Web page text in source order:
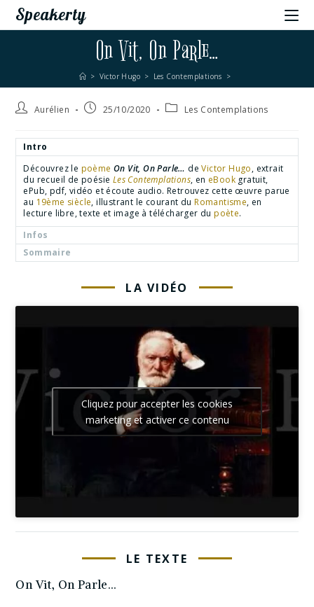
Speakerty
On Vit, On Parle…
> Victor Hugo > Les Contemplations >
Aurélien 25/10/2020 Les Contemplations
Intro
Découvrez le poème On Vit, On Parle… deVictor Hugo, extrait
du recueil de poésie Les Contemplations, en eBook gratuit,
ePub, pdf, vidéo et écoute audio. Retrouvez cette œuvre parue
au 19ème siècle, illustrant le courant duRomantisme, en
lecture libre, texte et image à télécharger dupoète.
Infos
Sommaire
LA VIDÉO
Cliquez pour accepter les cookies
marketing et activer ce contenu
LE TEXTE
On Vit, On Parle…